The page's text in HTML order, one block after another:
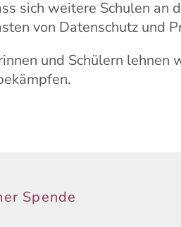
sich weitere Schulen
von Datenschutz und
und Schülern
Spende